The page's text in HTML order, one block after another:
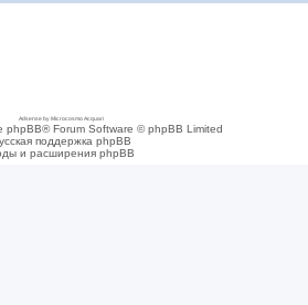
Adsense by Microcosmo Acquari
phpBB® Forum Software © phpBB Limited
поддержка phpBB
и расширения phpBB